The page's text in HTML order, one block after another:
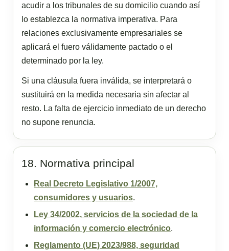
acudir a los tribunales de su domicilio cuando así
lo establezca la normativa imperativa. Para
relaciones exclusivamente empresariales se
aplicará el fuero válidamente pactado o el
determinado por la ley.
Si una cláusula fuera inválida, se interpretará o
sustituirá en la medida necesaria sin afectar al
resto. La falta de ejercicio inmediato de un derecho
no supone renuncia.
18. Normativa principal
Real Decreto Legislativo 1/2007,
consumidores y usuarios.
Ley 34/2002, servicios de la sociedad de la
información y comercio electrónico.
Reglamento (UE) 2023/988, seguridad